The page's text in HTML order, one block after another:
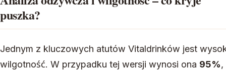
puszka?
Jednym z kluczowych atutów Vitaldrinków jest
wilgotność. W przypadku tej wersji wynosi ona 95%,